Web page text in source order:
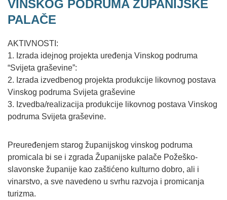
VINSKOG PODRUMA ŽUPANIJSKE
PALAČE
AKTIVNOSTI:
1. Izrada idejnog projekta uređenja Vinskog podruma
“Svijeta graševine”:
2. Izrada izvedbenog projekta produkcije likovnog postava
Vinskog podruma Svijeta graševine
3. Izvedba/realizacija produkcije likovnog postava Vinskog
podruma Svijeta graševine.
Preuređenjem starog županijskog vinskog podruma
promicala bi se i zgrada Županijske palače Požeško-
slavonske županije kao zaštićeno kulturno dobro, ali i
vinarstvo, a sve navedeno u svrhu razvoja i promicanja
turizma.